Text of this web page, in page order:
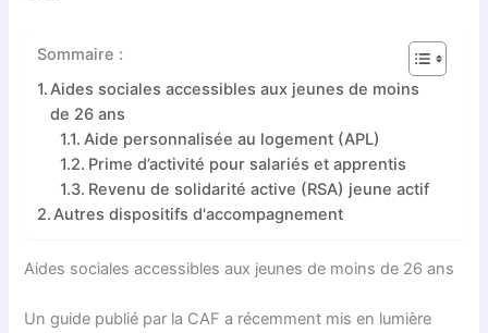
Sommaire :
Aides sociales accessibles aux jeunes de moins
de 26 ans
Aide personnalisée au logement (APL)
Prime d’activité pour salariés et apprentis
Revenu de solidarité active (RSA) jeune actif
Autres dispositifs d'accompagnement
Aides sociales accessibles aux jeunes de moins de 26 ans
Un guide publié par la CAF a récemment mis en lumière